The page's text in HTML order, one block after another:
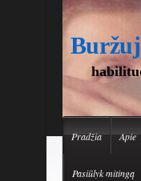
Pradžia Apie
Pasiūlyk mitingą